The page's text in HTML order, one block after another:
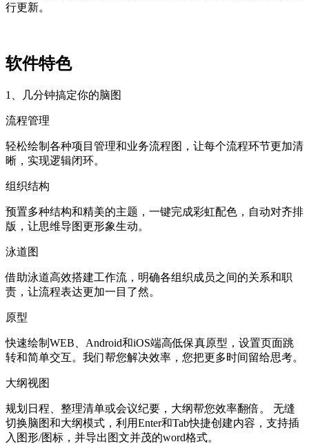
行更新。
软件特色
1、几分钟搞定你的脑图
流程管理
轻松绘制各种项目管理和业务流程图，让每个流程环节更加清
晰，实现逻辑闭环。
组织结构
预置多种结构和精美的主题，一键完成彩虹配色，自动对齐排
版，让思维导图更形象生动。
泳道图
借助泳道高效搭建工作流，明确各组织成员之间的关系和职
责，让流程表达更加一目了然。
原型
快速绘制WEB、Android和iOS端高低保真原型，设置页面跳
转和简单交互。我们帮您解决效率，您把更多时间留给思考。
大纲视图
规划日程、整理清单或会议纪要，大纲帮您效率翻倍。 无缝
切换脑图和大纲模式，利用Enter和Tab快捷创建内容，支持插
入图形/图标，并导出图文并茂的word格式。